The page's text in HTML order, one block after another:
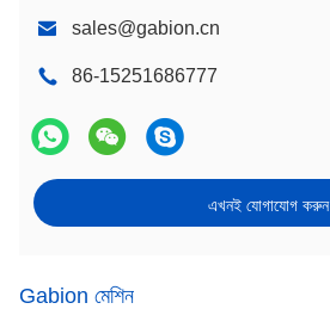
sales@gabion.cn
86-15251686777
এখনই যোগাযোগ করুন
Gabion মেশিন